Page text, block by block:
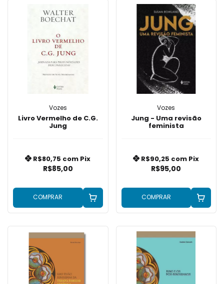
Vozes
Livro Vermelho de C.G.
Jung
R$85,00
R$80,75 com Pix
COMPRAR
Vozes
Jung - Uma revisão
feminista
R$95,00
R$90,25 com Pix
COMPRAR